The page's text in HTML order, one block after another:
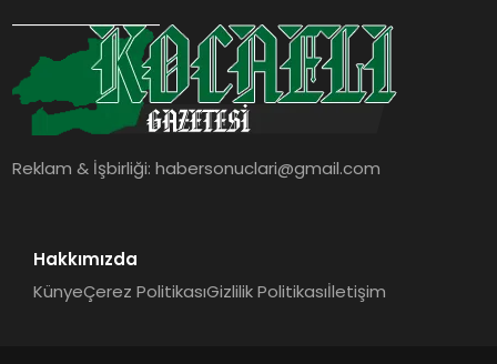
Reklam & İşbirliği:habersonuclari@gmail.com
Hakkımızda
KünyeÇerez PolitikasıGizlilik Politikasıİletişim